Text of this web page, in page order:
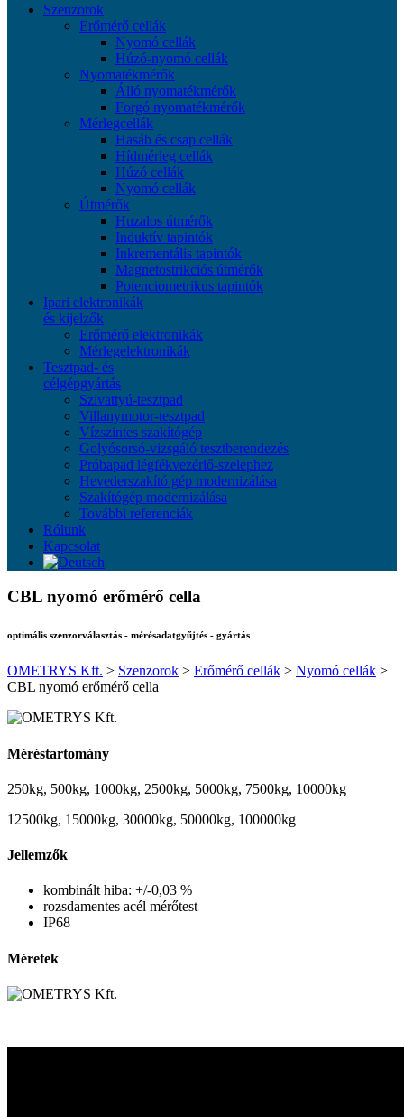
Szenzorok
Erőmérő cellák
Nyomó cellák
Húzó-nyomó cellák
Nyomatékmérők
Álló nyomatékmérők
Forgó nyomatékmérők
Mérlegcellák
Hasáb és csap cellák
Hídmérleg cellák
Húzó cellák
Nyomó cellák
Útmérők
Huzalos útmérők
Induktív tapintók
Inkrementális tapintók
Magnetostrikciós útmérők
Potenciometrikus tapintók
Ipari elektronikák
és kijelzők
Erőmérő elektronikák
Mérlegelektronikák
Tesztpad- és
célgépgyártás
Szivattyú-tesztpad
Villanymotor-tesztpad
Vízszintes szakítógép
Golyósorsó-vizsgáló tesztberendezés
Próbapad légfékvezérlő-szelephez
Hevederszakító gép modernizálása
Szakítógép modernizálása
További referenciák
Rólunk
Kapcsolat
CBL nyomó erőmérő cella
optimális szenzorválasztás - mérésadatgyűjtés - gyártás
OMETRYS Kft. > Szenzorok > Erőmérő cellák > Nyomó cellák >
CBL nyomó erőmérő cella
Méréstartomány
250kg, 500kg, 1000kg, 2500kg, 5000kg, 7500kg, 10000kg
12500kg, 15000kg, 30000kg, 50000kg, 100000kg
Jellemzők
kombinált hiba: +/-0,03 %
rozsdamentes acél mérőtest
IP68
Méretek